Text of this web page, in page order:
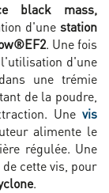
black mass,
d'une station
. Une fois
d'une
une trémie
de la poudre,
Unevis
alimente le
régulée. Une
cette vis, pour
.